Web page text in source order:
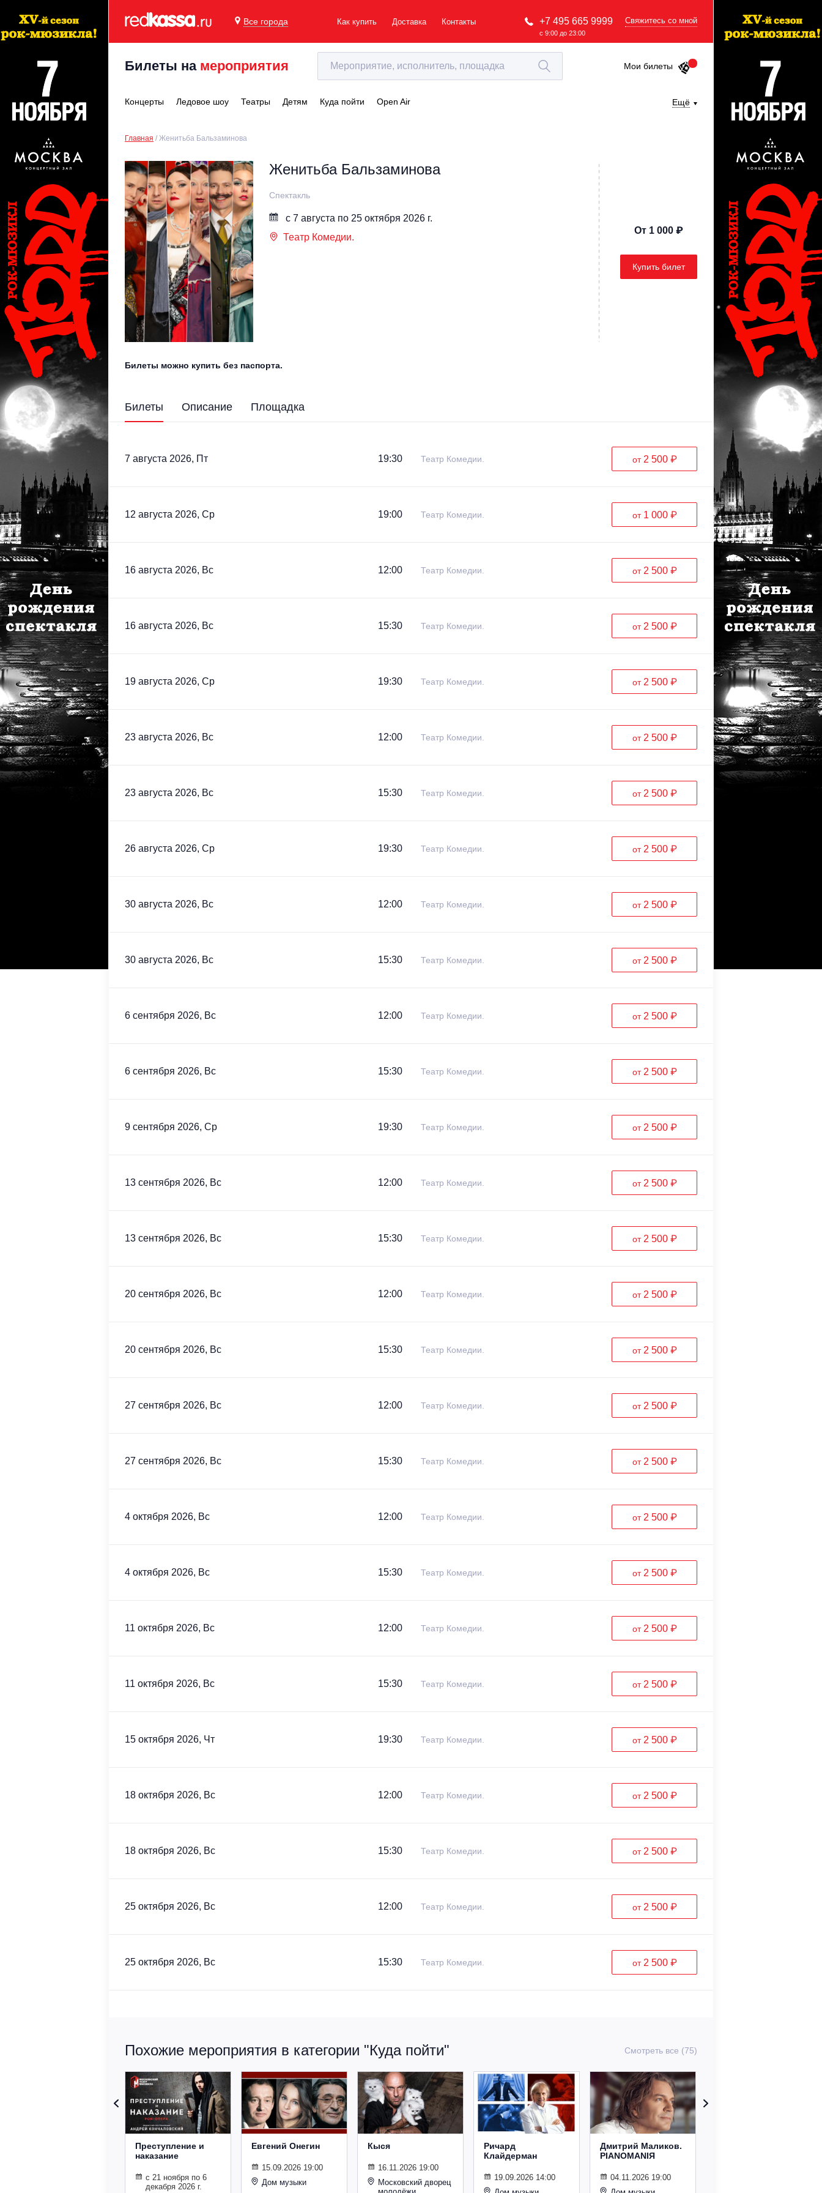
Все города Как купить Доставка Контакты +7 495 665 9999
с 9:00 до 23:00
Свяжитесь со мной
Билеты на мероприятия Мои билеты
Концерты Ледовое шоу Театры Детям Куда пойти Open Air Ещё
Главная Женитьба Бальзаминова
Женитьба Бальзаминова
Спектакль
с 7 августа по 25 октября 2026 г.
Театр Комедии.
От 1 000 ₽
Купить билет
Билеты можно купить без паспорта.
Билеты Описание Площадка
7 августа 2026, Пт 19:30 Театр Комедии. от 2 500 ₽
12 августа 2026, Ср 19:00 Театр Комедии. от 1 000 ₽
16 августа 2026, Вс 12:00 Театр Комедии. от 2 500 ₽
16 августа 2026, Вс 15:30 Театр Комедии. от 2 500 ₽
19 августа 2026, Ср 19:30 Театр Комедии. от 2 500 ₽
23 августа 2026, Вс 12:00 Театр Комедии. от 2 500 ₽
23 августа 2026, Вс 15:30 Театр Комедии. от 2 500 ₽
26 августа 2026, Ср 19:30 Театр Комедии. от 2 500 ₽
30 августа 2026, Вс 12:00 Театр Комедии. от 2 500 ₽
30 августа 2026, Вс 15:30 Театр Комедии. от 2 500 ₽
6 сентября 2026, Вс 12:00 Театр Комедии. от 2 500 ₽
6 сентября 2026, Вс 15:30 Театр Комедии. от 2 500 ₽
9 сентября 2026, Ср 19:30 Театр Комедии. от 2 500 ₽
13 сентября 2026, Вс 12:00 Театр Комедии. от 2 500 ₽
13 сентября 2026, Вс 15:30 Театр Комедии. от 2 500 ₽
20 сентября 2026, Вс 12:00 Театр Комедии. от 2 500 ₽
20 сентября 2026, Вс 15:30 Театр Комедии. от 2 500 ₽
27 сентября 2026, Вс 12:00 Театр Комедии. от 2 500 ₽
27 сентября 2026, Вс 15:30 Театр Комедии. от 2 500 ₽
4 октября 2026, Вс 12:00 Театр Комедии. от 2 500 ₽
4 октября 2026, Вс 15:30 Театр Комедии. от 2 500 ₽
11 октября 2026, Вс 12:00 Театр Комедии. от 2 500 ₽
11 октября 2026, Вс 15:30 Театр Комедии. от 2 500 ₽
15 октября 2026, Чт 19:30 Театр Комедии. от 2 500 ₽
18 октября 2026, Вс 12:00 Театр Комедии. от 2 500 ₽
18 октября 2026, Вс 15:30 Театр Комедии. от 2 500 ₽
25 октября 2026, Вс 12:00 Театр Комедии. от 2 500 ₽
25 октября 2026, Вс 15:30 Театр Комедии. от 2 500 ₽
Похожие мероприятия в категории "Куда пойти" Смотреть все (75)
Преступление и
наказание
с 21 ноября по 6
декабря 2026 г.
Евгений Онегин
15.09.2026 19:00
Дом музыки
Кыся
16.11.2026 19:00
Московский дворец
Ричард
Клайдерман
19.09.2026 14:00
Дмитрий Маликов.
PIANOMANIЯ
04.11.2026 19:00